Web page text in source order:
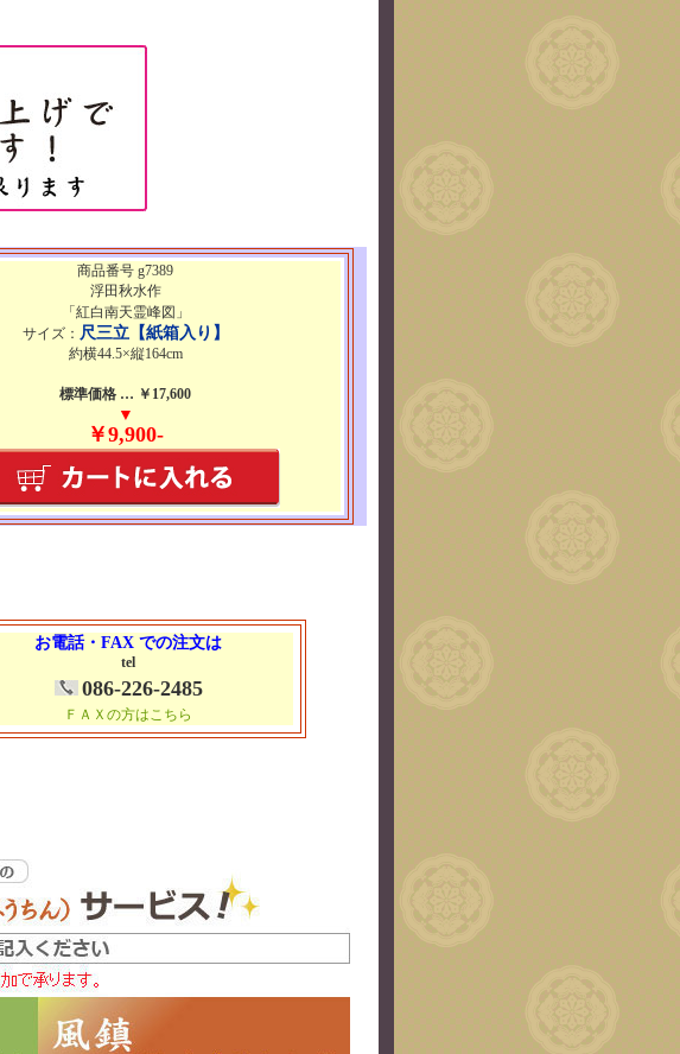
商品番号 g7389
浮田秋水作
「紅白南天霊峰図」
サイズ： 尺三立【紙箱入り】
約横44.5×縦164cm
標準価格 … ￥17,600
▼
￥9,900-
お電話・FAX での注文は
tel
086-226-2485
ＦＡＸの方はこちら